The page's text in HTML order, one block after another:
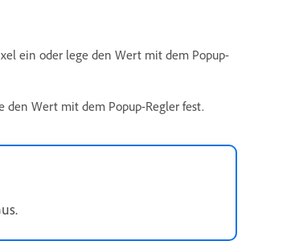
ein oder lege den Wert mit dem Popup-
den Wert mit dem Popup-Regler fest.